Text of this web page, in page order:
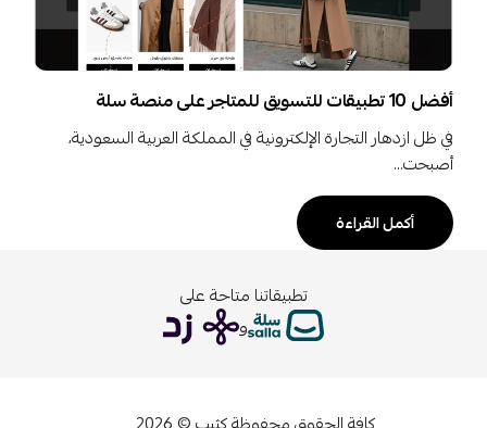
أفضل 10 تطبيقات للتسويق للمتاجر على منصة سلة
في ظل ازدهار التجارة الإلكترونية في المملكة العربية السعودية،
أصبحت…
أكمل القراءة
تطبيقاتنا متاحة على
و